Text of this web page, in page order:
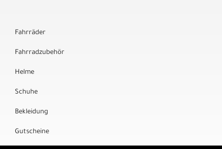
Fahrräder
Fahrradzubehör
Helme
Schuhe
Bekleidung
Gutscheine